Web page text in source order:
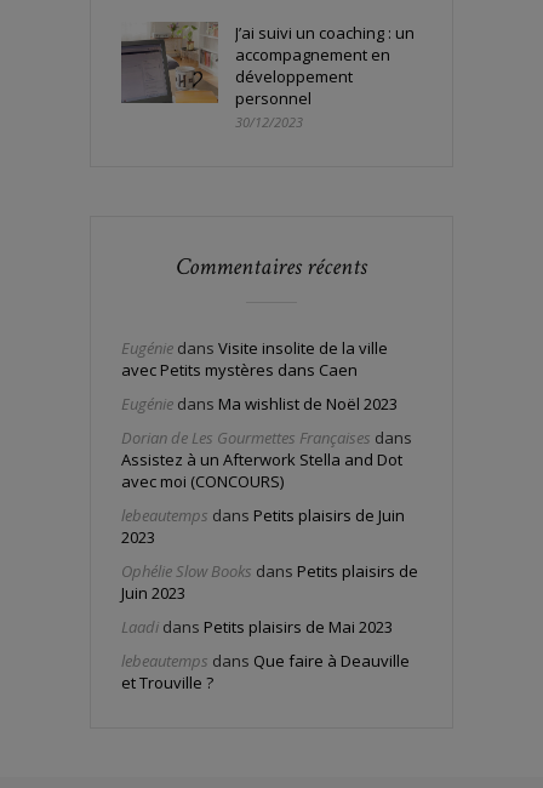
J’ai suivi un coaching : un
accompagnement en
développement
personnel
30/12/2023
Commentaires récents
Eugénie dans Visite insolite de la ville
avec Petits mystères dans Caen
Eugénie dans Ma wishlist de Noël 2023
Dorian de Les Gourmettes Françaises dans
Assistez à un Afterwork Stella and Dot
avec moi (CONCOURS)
lebeautemps dans Petits plaisirs de Juin
2023
Ophélie Slow Books dans Petits plaisirs de
Juin 2023
Laadi dans Petits plaisirs de Mai 2023
lebeautemps dans Que faire à Deauville
et Trouville ?